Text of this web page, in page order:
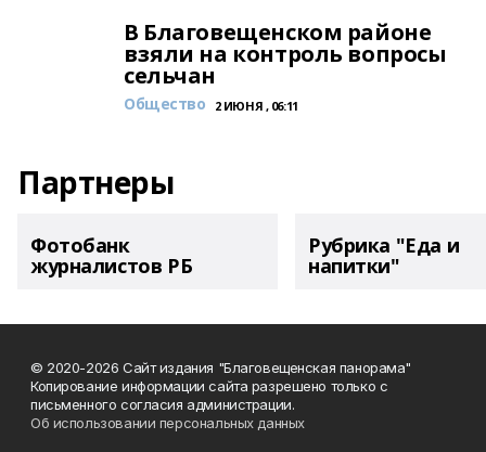
В Благовещенском районе
взяли на контроль вопросы
сельчан
Общество 2 ИЮНЯ , 06:11
Партнеры
Фотобанк
журналистов РБ
Рубрика "Еда и
напитки"
© 2020-2026 Сайт издания "Благовещенская панорама"
Копирование информации сайта разрешено только с
письменного согласия администрации.
Об использовании персональных данных